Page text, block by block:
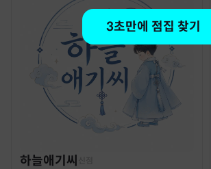
3초만에 점집 찾기
하늘애기씨